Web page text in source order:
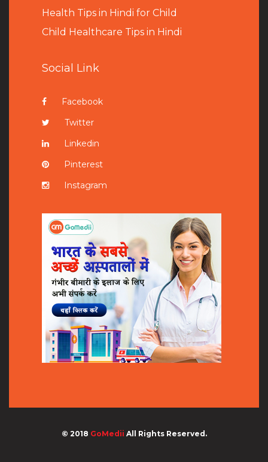
Health Tips in Hindi for Child
Child Healthcare Tips in Hindi
Social Link
Facebook
Twitter
Linkedin
Pinterest
Instagram
© 2018 GoMedii All Rights Reserved.